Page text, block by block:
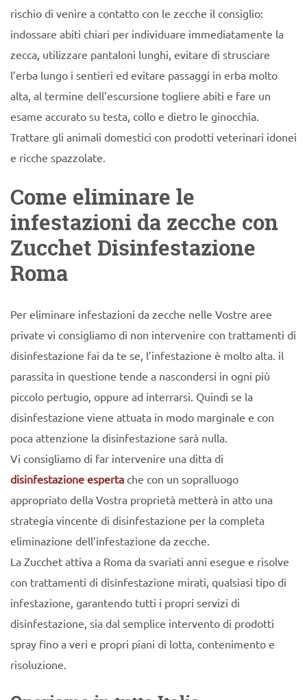
rischio di venire a contatto con le zecche il consiglio:
indossare abiti chiari per individuare immediatamente la
zecca, utilizzare pantaloni lunghi, evitare di strusciare
l’erba lungo i sentieri ed evitare passaggi in erba molto
alta, al termine dell’escursione togliere abiti e fare un
esame accurato su testa, collo e dietro le ginocchia.
Trattare gli animali domestici con prodotti veterinari idonei
e ricche spazzolate.
Come eliminare le
infestazioni da zecche con
Zucchet Disinfestazione
Roma
Per eliminare infestazioni da zecche nelle Vostre aree
private vi consigliamo di non intervenire con trattamenti di
disinfestazione fai da te se, l’infestazione è molto alta. il
parassita in questione tende a nascondersi in ogni più
piccolo pertugio, oppure ad interrarsi. Quindi se la
disinfestazione viene attuata in modo marginale e con
poca attenzione la disinfestazione sarà nulla.
Vi consigliamo di far intervenire una ditta di
disinfestazione esperta che con un sopralluogo
appropriato della Vostra proprietà metterà in atto una
strategia vincente di disinfestazione per la completa
eliminazione dell’infestazione da zecche.
La Zucchet attiva a Roma da svariati anni esegue e risolve
con trattamenti di disinfestazione mirati, qualsiasi tipo di
infestazione, garantendo tutti i propri servizi di
disinfestazione, sia dal semplice intervento di prodotti
spray fino a veri e propri piani di lotta, contenimento e
risoluzione.